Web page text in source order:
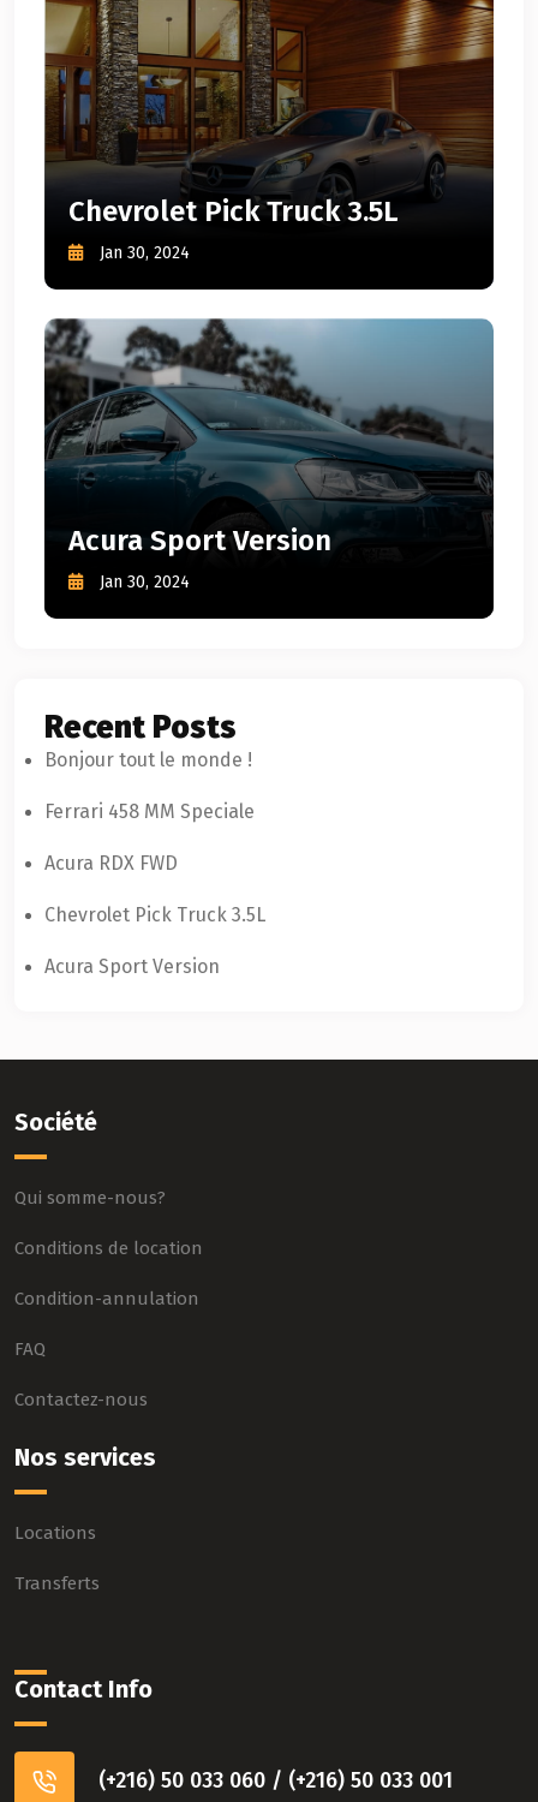
Chevrolet Pick Truck 3.5L
Jan 30, 2024
Acura Sport Version
Jan 30, 2024
Recent Posts
Bonjour tout le monde !
Ferrari 458 MM Speciale
Acura RDX FWD
Chevrolet Pick Truck 3.5L
Acura Sport Version
Société
Qui somme-nous?
Conditions de location
Condition-annulation
FAQ
Contactez-nous
Nos services
Locations
Transferts
Contact Info
(+216) 50 033 060 / (+216) 50 033 001